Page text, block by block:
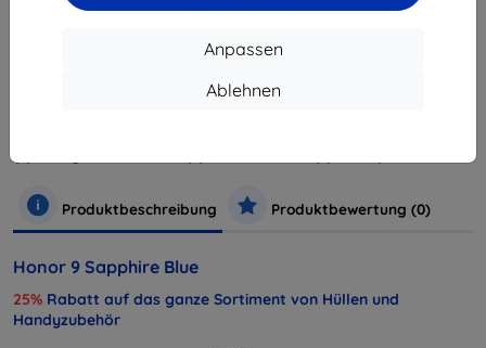
Anpassen
Ablehnen
Produktbeschreibung Produktbewertung (0)
Honor 9 Sapphire Blue
25% Rabatt auf das ganze Sortiment von Hüllen und
Handyzubehör